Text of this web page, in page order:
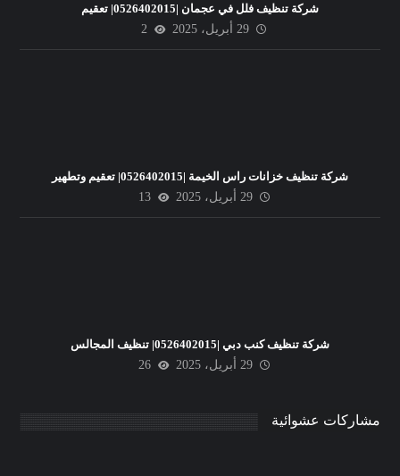
شركة تنظيف فلل في عجمان |0526402015| تعقيم
29 أبريل، 2025
2
شركة تنظيف خزانات راس الخيمة |0526402015| تعقيم وتطهير
29 أبريل، 2025
13
شركة تنظيف كنب دبي |0526402015| تنظيف المجالس
29 أبريل، 2025
26
مشاركات عشوائية